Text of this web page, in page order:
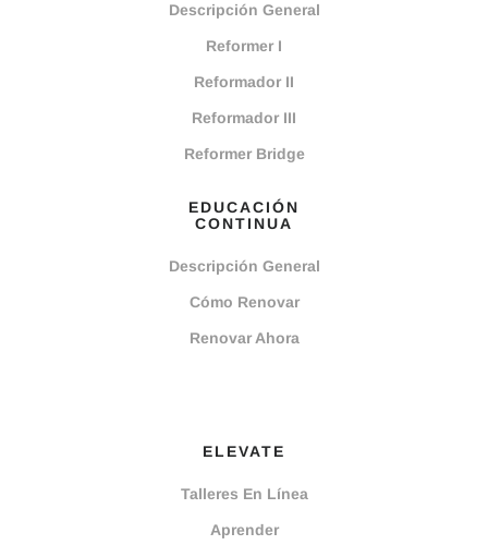
Descripción General
Reformer I
Reformador II
Reformador III
Reformer Bridge
EDUCACIÓN
CONTINUA
Descripción General
Cómo Renovar
Renovar Ahora
ELEVATE
Talleres En Línea
Aprender